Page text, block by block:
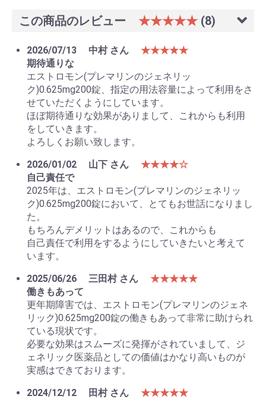
この商品のレビュー ★★★★★ (8)
2026/07/13 中村 さん
★★★★★
期待通りな
エストロモン(プレマリンのジェネリッ
ク)0.625mg200錠、指定の用法容量によって利用をさ
せていただくようにしています。
ほぼ期待通りな効果がありまして、これからも利用
をしていきます。
よろしくお願い致します。
2026/01/02
山下 さん
★★★★☆
自己責任で
2025年は、エストロモン(プレマリンのジェネリッ
ク)0.625mg200錠において、とてもお世話になりまし
た。
もちろんデメリットはあるので、これからも
自己責任で利用をするようにしていきたいと考えて
います。
2025/06/26
三田村 さん
★★★★★
働きもあって
更年期障害では、エストロモン(プレマリンのジェネ
リック)0.625mg200錠の働きもあって非常に助けられ
ている現状です。
必要な効果はスムーズに発揮がされていまして、ジ
ェネリック医薬品としての価値はかなり高いものが
実感はできております。
2024/12/12
田村 さん
★★★★★